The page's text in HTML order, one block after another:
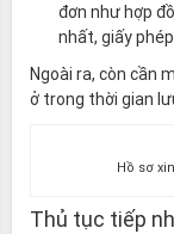
đơn như hợp
nhất, giấy
Ngoài ra, còn cần
ở trong thời gian
Hồ sơ
Thủ tục tiếp